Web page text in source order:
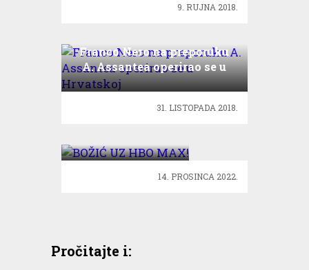
9. RUJNA 2018.
Franco Nero na preporuku
A. Assantea operirao se u
Hrvatskoj
31. LISTOPADA 2018.
14. PROSINCA 2022.
Pročitajte i: